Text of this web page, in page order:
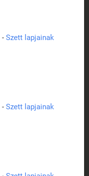
- Szett lapjainak
- Szett lapjainak